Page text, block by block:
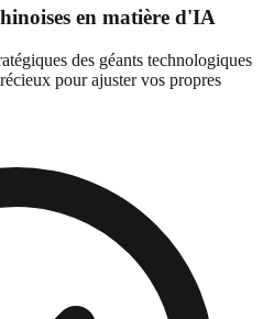
en matière d'IA
des géants technologiques
pour ajuster vos propres